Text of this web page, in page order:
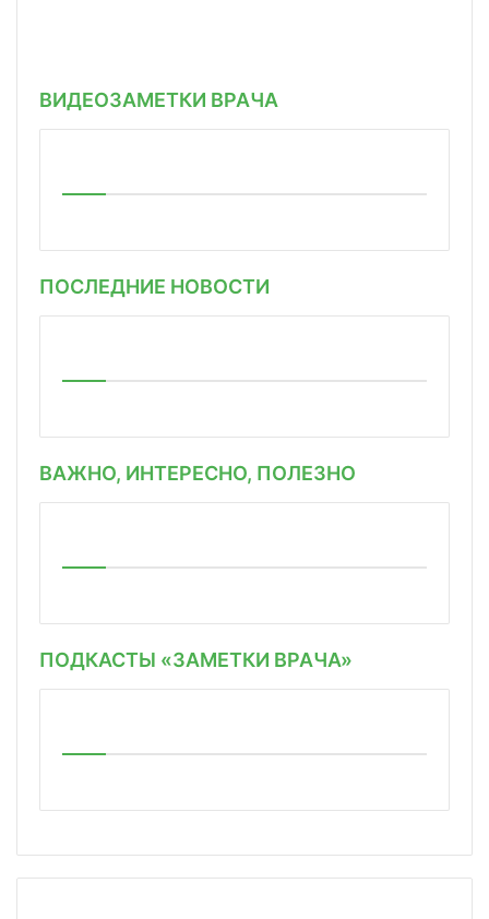
ВИДЕОЗАМЕТКИ ВРАЧА
ПОСЛЕДНИЕ НОВОСТИ
ВАЖНО, ИНТЕРЕСНО, ПОЛЕЗНО
ПОДКАСТЫ «ЗАМЕТКИ ВРАЧА»